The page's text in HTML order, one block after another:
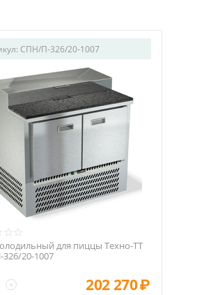
СПН/П-326/20-1007
для пиццы Техно-ТТ
20-1007
+ 202 270₽